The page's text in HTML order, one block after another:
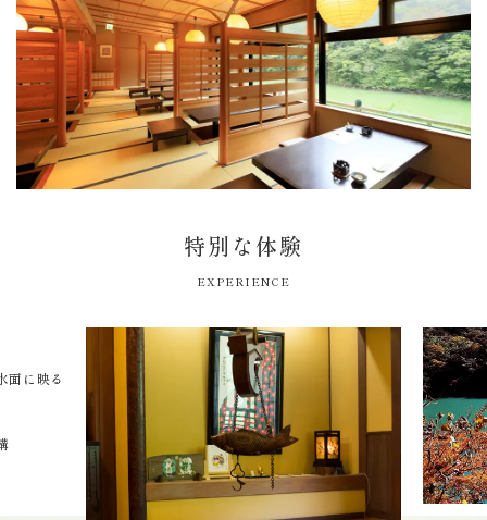
特別な体験
EXPERIENCE